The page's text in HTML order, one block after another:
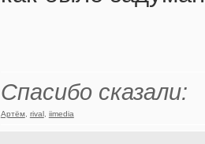
Спасибо сказали:
Артём, rival, iimedia